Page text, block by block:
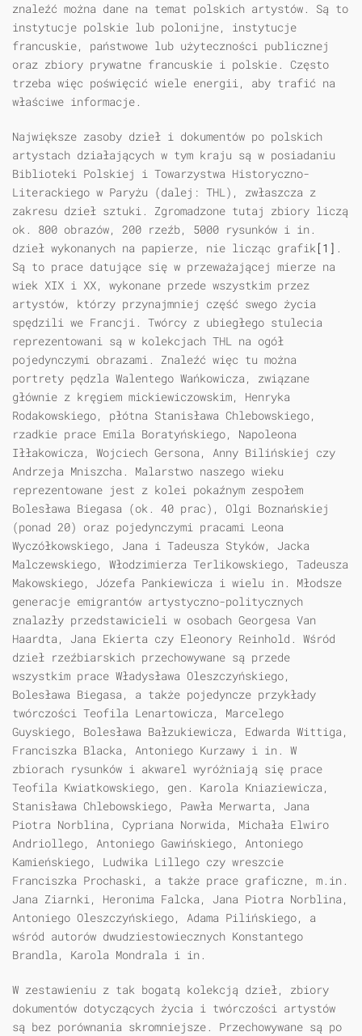
znaleźć można dane na temat polskich artystów. Są to
instytucje polskie lub polonijne, instytucje
francuskie, państwowe lub użyteczności publicznej
oraz zbiory prywatne francuskie i polskie. Często
trzeba więc poświęcić wiele energii, aby trafić na
właściwe informacje.
Największe zasoby dzieł i dokumentów po polskich
artystach działających w tym kraju są w posiadaniu
Biblioteki Polskiej i Towarzystwa Historyczno-
Literackiego w Paryżu (dalej: THL), zwłaszcza z
zakresu dzieł sztuki. Zgromadzone tutaj zbiory liczą
ok. 800 obrazów, 200 rzeźb, 5000 rysunków i in.
dzieł wykonanych na papierze, nie licząc grafik[1] .
Są to prace datujące się w przeważającej mierze na
wiek XIX i XX, wykonane przede wszystkim przez
artystów, którzy przynajmniej część swego życia
spędzili we Francji. Twórcy z ubiegłego stulecia
reprezentowani są w kolekcjach THL na ogół
pojedynczymi obrazami. Znaleźć więc tu można
portrety pędzla Walentego Wańkowicza, związane
głównie z kręgiem mickiewiczowskim, Henryka
Rodakowskiego, płótna Stanisława Chlebowskiego,
rzadkie prace Emila Boratyńskiego, Napoleona
Iłłakowicza, Wojciech Gersona, Anny Bilińskiej czy
Andrzeja Mniszcha. Malarstwo naszego wieku
reprezentowane jest z kolei pokaźnym zespołem
Bolesława Biegasa (ok. 40 prac), Olgi Boznańskiej
(ponad 20) oraz pojedynczymi pracami Leona
Wyczółkowskiego, Jana i Tadeusza Styków, Jacka
Malczewskiego, Włodzimierza Terlikowskiego, Tadeusza
Makowskiego, Józefa Pankiewicza i wielu in. Młodsze
generacje emigrantów artystyczno-politycznych
znalazły przedstawicieli w osobach Georgesa Van
Haardta, Jana Ekierta czy Eleonory Reinhold. Wśród
dzieł rzeźbiarskich przechowywane są przede
wszystkim prace Władysława Oleszczyńskiego,
Bolesława Biegasa, a także pojedyncze przykłady
twórczości Teofila Lenartowicza, Marcelego
Guyskiego, Bolesława Bałzukiewicza, Edwarda Wittiga,
Franciszka Blacka, Antoniego Kurzawy i in. W
zbiorach rysunków i akwarel wyróżniają się prace
Teofila Kwiatkowskiego, gen. Karola Kniaziewicza,
Stanisława Chlebowskiego, Pawła Merwarta, Jana
Piotra Norblina, Cypriana Norwida, Michała Elwiro
Andriollego, Antoniego Gawińskiego, Antoniego
Kamieńskiego, Ludwika Lillego czy wreszcie
Franciszka Prochaski, a także prace graficzne, m.in.
Jana Ziarnki, Heronima Falcka, Jana Piotra Norblina,
Antoniego Oleszczyńskiego, Adama Pilińskiego, a
wśród autorów dwudziestowiecznych Konstantego
Brandla, Karola Mondrala i in.
W zestawieniu z tak bogatą kolekcją dzieł, zbiory
dokumentów dotyczących życia i twórczości artystów
są bez porównania skromniejsze. Przechowywane są po